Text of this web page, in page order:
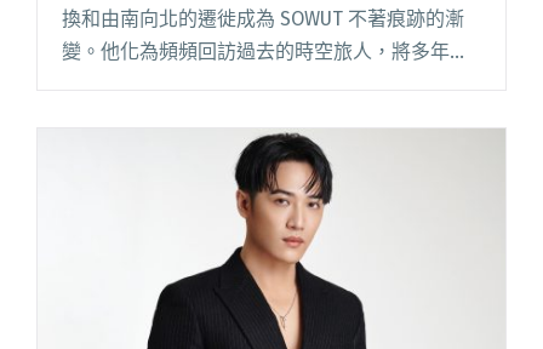
換和由南向北的遷徙成為 SOWUT 不著痕跡的漸
變。他化為頻頻回訪過去的時空旅人，將多年來
經歷的風雨和寒暑記錄在 12 首如季節更迭的歌，
款。 《S閱讀全文 "SOWUT釋出首張專輯
《SOLSTICE》 老戰友rgry、熊仔、Shelhiel等人